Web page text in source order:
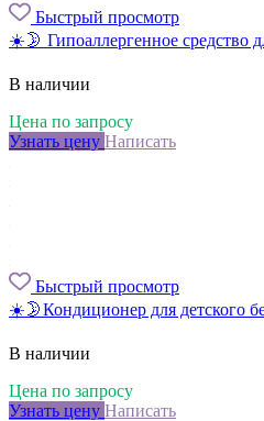
Быстрый просмотр
☀️🌛 Гипоаллергенное средство
В наличии
Цена по запросу
Узнать цену Написать
Быстрый просмотр
☀️🌛Кондиционер для детского
В наличии
Цена по запросу
Узнать цену Написать